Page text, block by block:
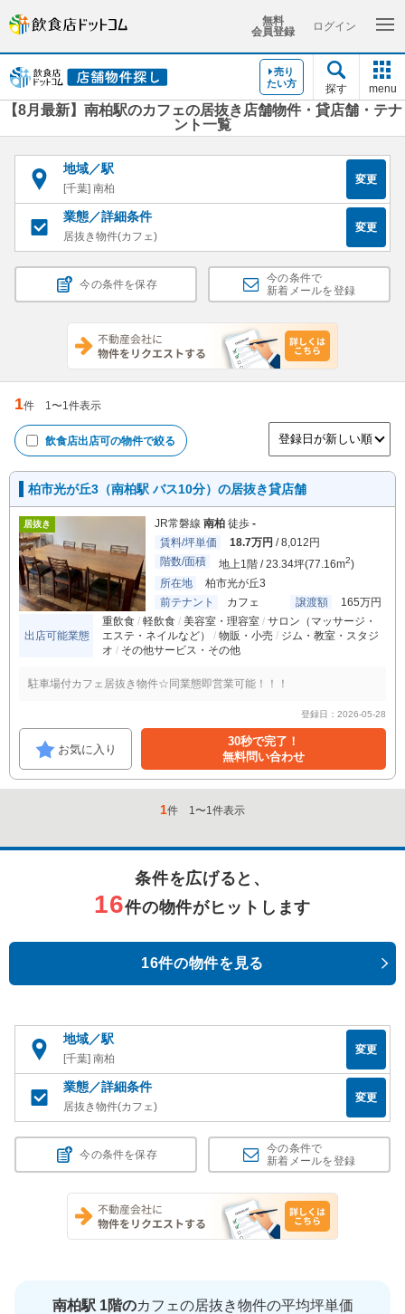
無料
会員登録
ログイン
売り
たい方
探す menu
【8月最新】南柏駅のカフェの居抜き店舗物件・貸店舗・テナ
ント一覧
地域／駅
[千葉] 南柏
変更
業態／詳細条件
居抜き物件(カフェ)
変更
今の条件を保存
今の条件で
新着メールを登録
1件 1〜1件表示
飲食店出店可の物件で絞る
柏市光が丘3（南柏駅 バス10分）の居抜き貸店舗
居抜き JR常磐線 南柏 徒歩 -
賃料/坪単価
18.7万円 / 8,012円
階数/面積
地上1階 / 23.34坪(77.16m2)
所在地
柏市光が丘3
前テナント
カフェ 譲渡額 165万円
出店可能業態
重飲食 軽飲食 美容室・理容室
サロン（マッサージ・
エステ・ネイルなど）
物販・小売
ジム・教室・スタジ
オ
その他サービス・その他
駐車場付カフェ居抜き物件☆同業態即営業可能！！！
登録日：2026-05-28
お気に入り
30秒で完了！
無料問い合わせ
1件 1〜1件表示
条件を広げると、
16件の物件がヒットします
16件の物件を見る
地域／駅
[千葉] 南柏
変更
業態／詳細条件
居抜き物件(カフェ)
変更
今の条件を保存
今の条件で
新着メールを登録
南柏駅 1階のカフェの居抜き物件の平均坪単価